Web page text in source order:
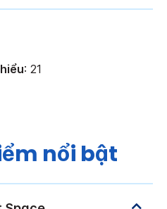
: 21
nổi bật